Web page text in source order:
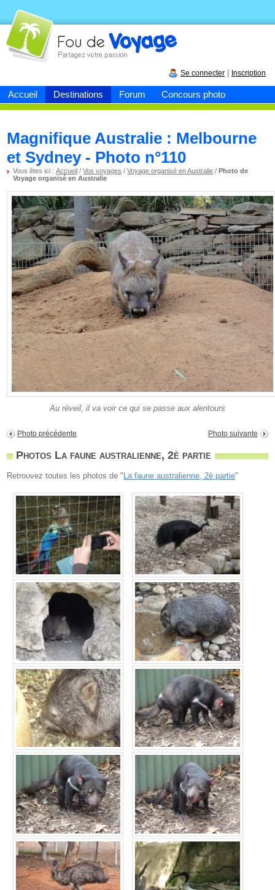
Accueil Destinations Forum Concours photo
Fou devoyage
Se connecter Inscription
Magnifique Australie : Melbourne
et Sydney - Photo n°110
Vous êtes ici :Accueil /Vos voyages /Voyage organisé en Australie /Photo de
Voyage organisé en Australie
Au réveil, il va voir ce qui se passe aux alentours
Photo précédente Photo suivante
Photos La faune australienne, 2è partie
Retrouvez toutes les photos de " La faune australienne, 2è partie"